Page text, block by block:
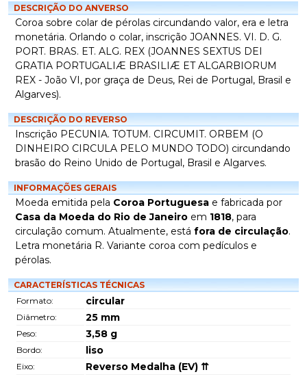
DESCRIÇÃO DO ANVERSO
Coroa sobre colar de pérolas circundando valor, era e letra
monetária. Orlando o colar, inscrição JOANNES. VI. D. G.
PORT. BRAS. ET. ALG. REX (JOANNES SEXTUS DEI
GRATIA PORTUGALIÆ BRASILIÆ ET ALGARBIORUM
REX - João VI, por graça de Deus, Rei de Portugal, Brasil e
Algarves).
DESCRIÇÃO DO REVERSO
Inscrição PECUNIA. TOTUM. CIRCUMIT. ORBEM (O
DINHEIRO CIRCULA PELO MUNDO TODO) circundando
brasão do Reino Unido de Portugal, Brasil e Algarves.
INFORMAÇÕES GERAIS
Moeda emitida pela Coroa Portuguesa e fabricada por
Casa da Moeda do Rio de Janeiro em 1818, para
circulação comum. Atualmente, está fora de circulação.
Letra monetária R. Variante coroa com pedículos e
pérolas.
CARACTERÍSTICAS TÉCNICAS
Formato:
circular
Diâmetro: 25 mm
Peso: 3,58 g
Bordo: liso
Eixo: Reverso Medalha (EV) ⇈